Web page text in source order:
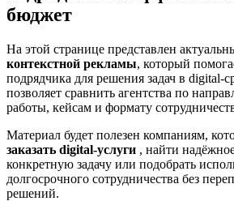
бюджет
На этой странице представлен
контекстной рекламы, который
подрядчика для решения задач в digital-
позволяет сравнить агентства по
работы, кейсам и формату
Материал будет полезен компаниям,
заказать digital-услуги , найти
конкретную задачу или подобрать
долгосрочного сотрудничества без
решений.